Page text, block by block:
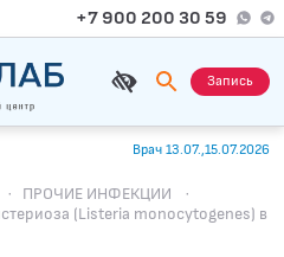
+7 900 200 30 59
Запись
Врач 13.07.,15.07.2026
· ПРОЧИЕ ИНФЕКЦИИ
·
(Listeria monocytogenes) в